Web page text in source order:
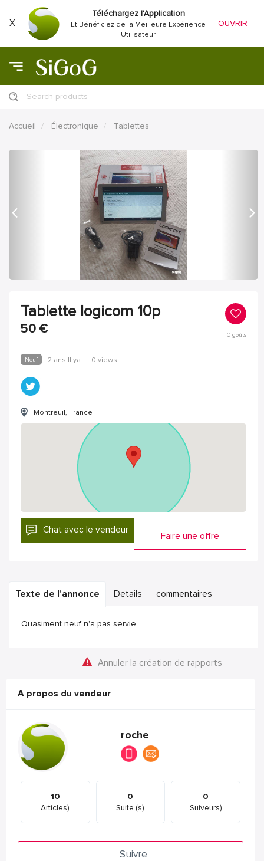
X
Téléchargez l'Application
Et Bénéficiez de la Meilleure Expérience
Utilisateur
OUVRIR
Search products
Accueil Électronique Tablettes
Tablette logicom 10p
50 € 0goûts
Neuf 2 ans Il ya | 0 views
Montreuil, France
Chat avec le vendeur
Faire une offre
Texte de l'annonce Details commentaires
Quasiment neuf n'a pas servie
Annuler la création de rapports
A propos du vendeur
roche
10
Articles)
0
Suite (s)
0
Suiveurs)
Suivre